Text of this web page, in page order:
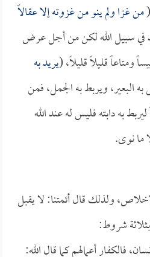
من غزا ولم ينو من غزوته إلا عقالاً
في سبيل الله لكن من أجل عرض
ومتاعاً قليلاً قليلاً، (يريد به
البعير، ويربط به الجمل، فمن
به دابته فليس له عند الله
ما نوى.
ولذلك قال أئمتنا: لا يقبل
شروط:
فالكفار أعمالهم كما قال الله: